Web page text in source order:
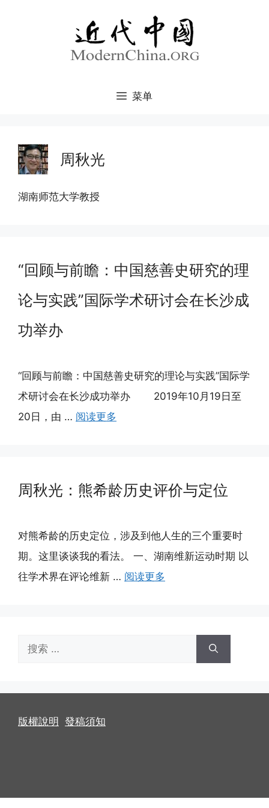
菜单
周秋光
湖南师范大学教授
“回顾与前瞻：中国慈善史研究的理
论与实践”国际学术研讨会在长沙成
功举办
“回顾与前瞻：中国慈善史研究的理论与实践”国际学
术研讨会在长沙成功举办 2019年10月19日至
20日，由 … 阅读更多
周秋光：熊希龄历史评价与定位
对熊希龄的历史定位，涉及到他人生的三个重要时
期。这里谈谈我的看法。 一、湖南维新运动时期 以
往学术界在评论维新 … 阅读更多
版權說明 發稿須知